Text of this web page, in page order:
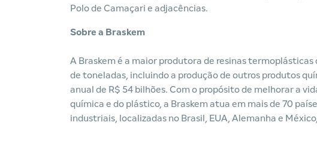
Polo de Camaçari e adjacências.
Sobre a Braskem
A Braskem é a maior produtora de resinas
de toneladas, incluindo a produção de outros produtos
anual de R$ 54 bilhões. Com o propósito de melhorar a
química e do plástico, a Braskem atua em mais de 70
industriais, localizadas no Brasil, EUA, Alemanha e